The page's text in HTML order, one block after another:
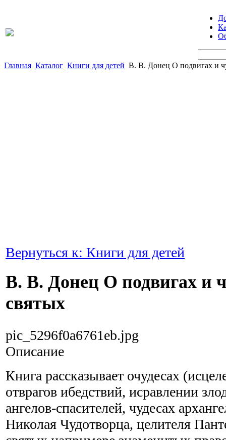
Главная Каталог Книги для детей В. В. Донец О подвигах и
Вернуться к: Книги для детей
В. В. Донец О подвигах и
святых
pic_5296f0a6761eb.jpg
Описание
Книга рассказывает очудесах
отврагов ибедствий, исравлении
ангелов-спасителей, чудесах
Николая Чудотворца, целителя